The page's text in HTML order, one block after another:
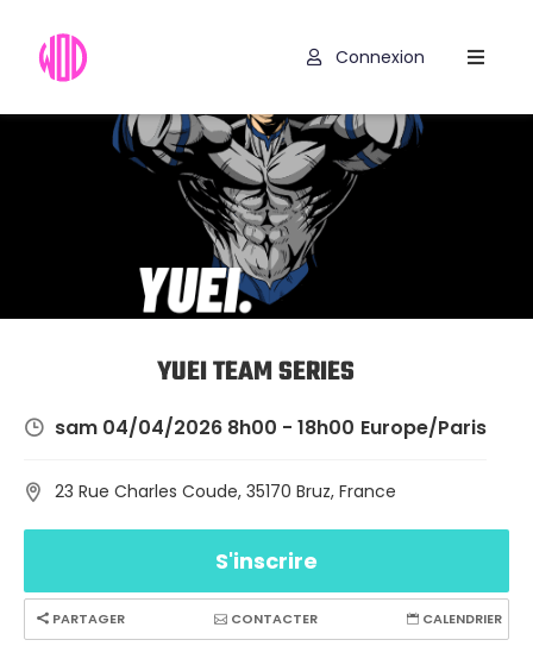
Codes
Promo
Connexion
YUEI TEAM SERIES
sam 04/04/2026 8h00 - 18h00 Europe/Paris
23 Rue Charles Coude, 35170 Bruz, France
S'inscrire
PARTAGER CONTACTER CALENDRIER